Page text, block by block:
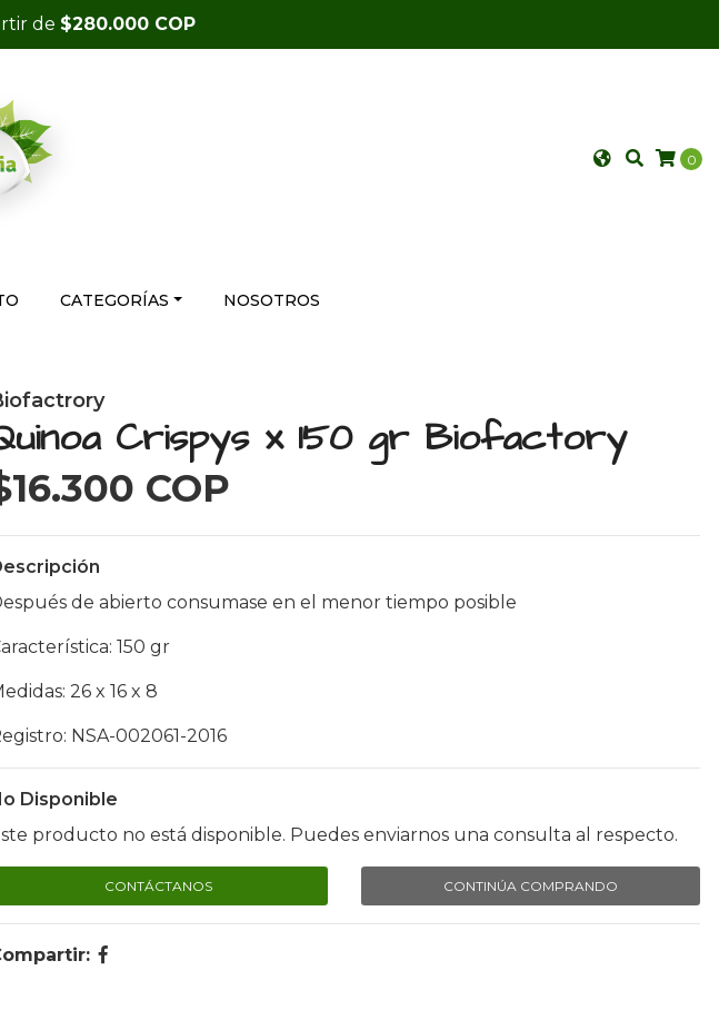
de $280.000 COP
0
CATEGORÍAS NOSOTROS
Crispys x 150 gr Biofactory
COP
de abierto consumase en el menor tiempo posible
150 gr
26 x 16 x 8
NSA-002061-2016
Disponible
producto no está disponible. Puedes enviarnos una consulta al respecto.
CONTÁCTANOS CONTINÚA COMPRANDO